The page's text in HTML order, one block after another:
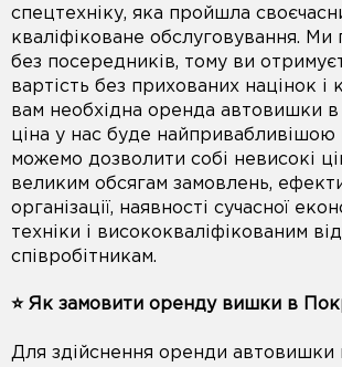
спецтехніку, яка пройшла
кваліфіковане обслуговування.
без посередників, тому ви
вартість без прихованих націнок і
вам необхідна оренда автовишки
ціна у нас буде найпривабливішою
можемо дозволити собі невисокі
великим обсягам замовлень,
організації, наявності сучасної
техніки і висококваліфікованим
співробітникам.
⭐️ Як замовити оренду вишки в
Для здійснення оренди автовишки